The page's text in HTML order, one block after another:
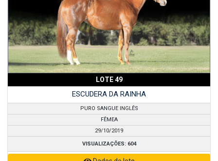
LOTE 49
ESCUDERA DA RAINHA
PURO SANGUE INGLÊS
FÊMEA
29/10/2019
VISUALIZAÇÕES: 604